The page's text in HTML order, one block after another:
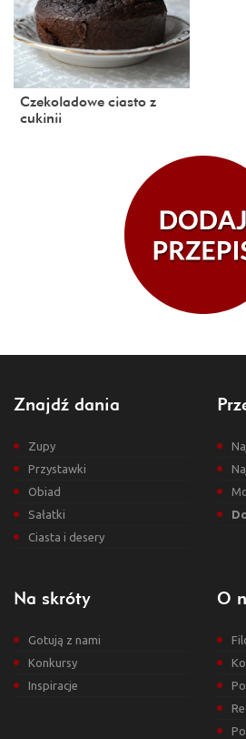
Czekoladowe ciasto z
cukinii
Znajdź dania
Zupy
Przystawki
Obiad
Sałatki
Ciasta i desery
Na skróty
Gotują z nami
Konkursy
Inspiracje
O